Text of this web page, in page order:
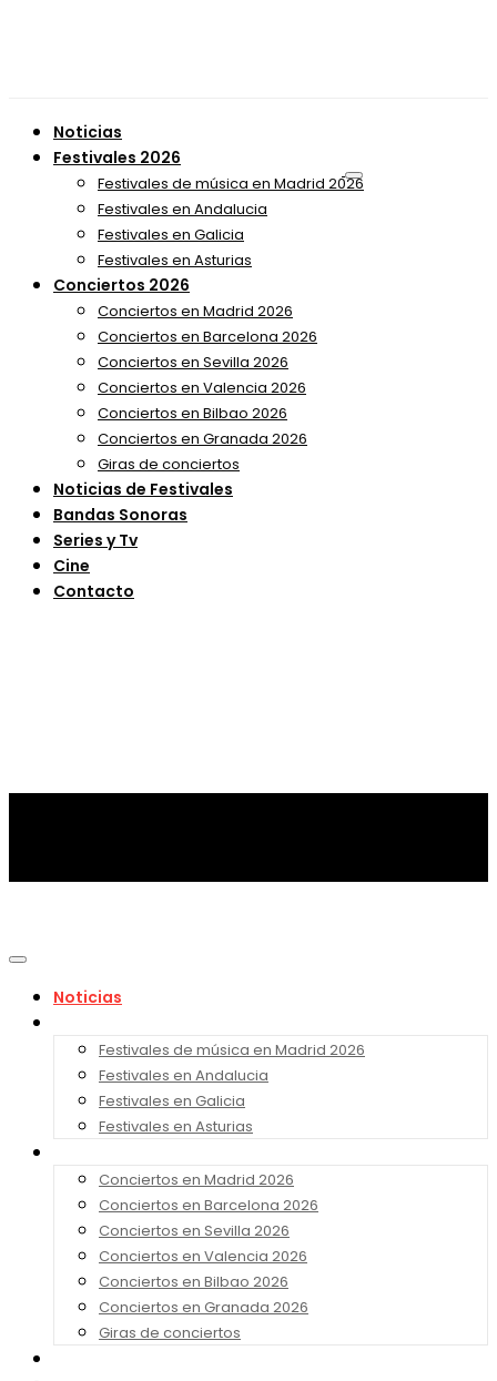
Noticias
Festivales 2026
Festivales de música en Madrid 2026
Festivales en Andalucia
Festivales en Galicia
Festivales en Asturias
Conciertos 2026
Conciertos en Madrid 2026
Conciertos en Barcelona 2026
Conciertos en Sevilla 2026
Conciertos en Valencia 2026
Conciertos en Bilbao 2026
Conciertos en Granada 2026
Giras de conciertos
Noticias de Festivales
Bandas Sonoras
Series y Tv
Cine
Contacto
Noticias
Festivales de música en Madrid 2026
Festivales en Andalucia
Festivales en Galicia
Festivales en Asturias
Conciertos en Madrid 2026
Conciertos en Barcelona 2026
Conciertos en Sevilla 2026
Conciertos en Valencia 2026
Conciertos en Bilbao 2026
Conciertos en Granada 2026
Giras de conciertos